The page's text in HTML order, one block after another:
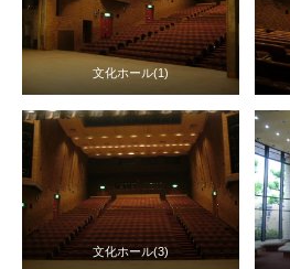
文化ホール(1)
文化ホール(3)